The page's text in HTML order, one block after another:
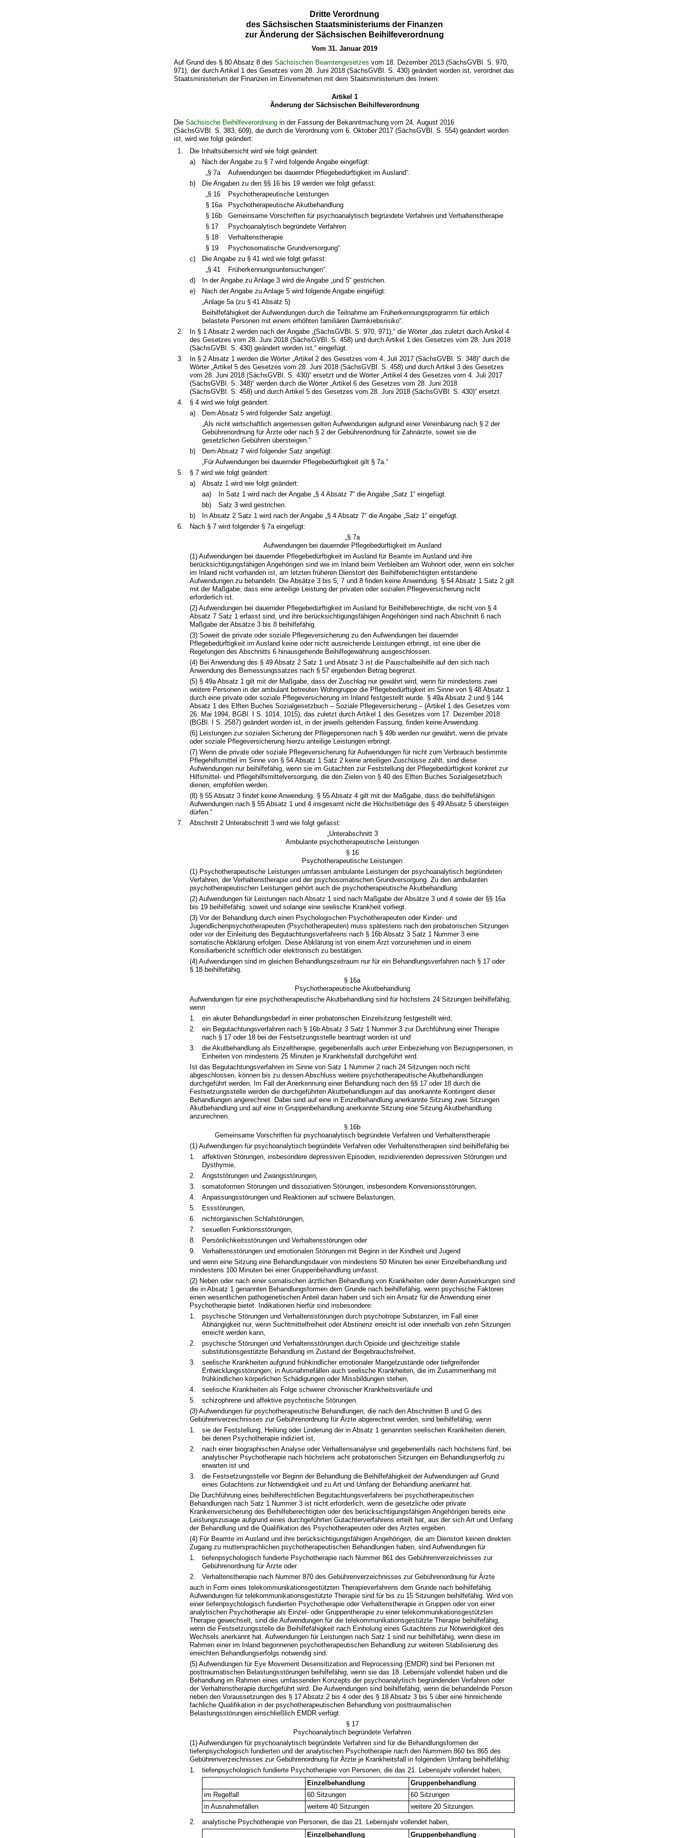
Dritte Verordnung
des Sächsischen Staatsministeriums der Finanzen
zur Änderung der Sächsischen Beihilfeverordnung
Vom 31. Januar 2019
Auf Grund des § 80 Absatz 8 desSächsischen Beamtengesetzes vom 18. Dezember 2013 (SächsGVBl. S. 970,
971), der durch Artikel 1 des Gesetzes vom 28. Juni 2018 (SächsGVBl. S. 430) geändert worden ist, verordnet das
Staatsministerium der Finanzen im Einvernehmen mit dem Staatsministerium des Innern:
Artikel 1
Änderung der Sächsischen Beihilfeverordnung
DieSächsische Beihilfeverordnung in der Fassung der Bekanntmachung vom 24. August 2016
(SächsGVBl. S. 383, 609), die durch die Verordnung vom 6. Oktober 2017 (SächsGVBl. S. 554) geändert worden
ist, wird wie folgt geändert:
1.
Die Inhaltsübersicht wird wie folgt geändert:
a)
Nach der Angabe zu § 7 wird folgende Angabe eingefügt:
„§ 7a
Aufwendungen bei dauernder Pflegebedürftigkeit im Ausland“.
b)
Die Angaben zu den §§ 16 bis 19 werden wie folgt gefasst:
„§ 16
Psychotherapeutische Leistungen
§ 16a
Psychotherapeutische Akutbehandlung
§ 16b
Gemeinsame Vorschriften für psychoanalytisch begründete Verfahren und Verhaltenstherapie
§ 17
Psychoanalytisch begründete Verfahren
§ 18
Verhaltenstherapie
§ 19
Psychosomatische Grundversorgung“.
c)
Die Angabe zu § 41 wird wie folgt gefasst:
„§ 41
Früherkennungsuntersuchungen“.
d)
In der Angabe zu Anlage 3 wird die Angabe „und 5“ gestrichen.
e)
Nach der Angabe zu Anlage 5 wird folgende Angabe eingefügt:
„Anlage 5a (zu § 41 Absatz 5)
Beihilfefähigkeit der Aufwendungen durch die Teilnahme am Früherkennungsprogramm für erblich
belastete Personen mit einem erhöhten familiären Darmkrebsrisiko“.
2.
In § 1 Absatz 2 werden nach der Angabe „(SächsGVBl. S. 970, 971),“ die Wörter „das zuletzt durch Artikel 4
des Gesetzes vom 28. Juni 2018 (SächsGVBl. S. 458) und durch Artikel 1 des Gesetzes vom 28. Juni 2018
(SächsGVBl. S. 430) geändert worden ist,“ eingefügt.
3.
In § 2 Absatz 1 werden die Wörter „Artikel 2 des Gesetzes vom 4. Juli 2017 (SächsGVBl. S. 348)“ durch die
Wörter „Artikel 5 des Gesetzes vom 28. Juni 2018 (SächsGVBl. S. 458) und durch Artikel 3 des Gesetzes
vom 28. Juni 2018 (SächsGVBl. S. 430)“ ersetzt und die Wörter „Artikel 4 des Gesetzes vom 4. Juli 2017
(SächsGVBl. S. 348)“ werden durch die Wörter „Artikel 6 des Gesetzes vom 28. Juni 2018
(SächsGVBl. S. 458) und durch Artikel 5 des Gesetzes vom 28. Juni 2018 (SächsGVBl. S. 430)“ ersetzt.
4.
§ 4 wird wie folgt geändert:
a)
Dem Absatz 5 wird folgender Satz angefügt:
„Als nicht wirtschaftlich angemessen gelten Aufwendungen aufgrund einer Vereinbarung nach § 2 der
Gebührenordnung für Ärzte oder nach § 2 der Gebührenordnung für Zahnärzte, soweit sie die
gesetzlichen Gebühren übersteigen.“
b)
Dem Absatz 7 wird folgender Satz angefügt:
„Für Aufwendungen bei dauernder Pflegebedürftigkeit gilt § 7a.“
5.
§ 7 wird wie folgt geändert:
a)
Absatz 1 wird wie folgt geändert:
aa)
In Satz 1 wird nach der Angabe „§ 4 Absatz 7“ die Angabe „Satz 1“ eingefügt.
bb)
Satz 3 wird gestrichen.
b)
In Absatz 2 Satz 1 wird nach der Angabe „§ 4 Absatz 7“ die Angabe „Satz 1“ eingefügt.
6.
Nach § 7 wird folgender § 7a eingefügt:
„§ 7a
Aufwendungen bei dauernder Pflegebedürftigkeit im Ausland
(1) Aufwendungen bei dauernder Pflegebedürftigkeit im Ausland für Beamte im Ausland und ihre
berücksichtigungsfähigen Angehörigen sind wie im Inland beim Verbleiben am Wohnort oder, wenn ein solcher
im Inland nicht vorhanden ist, am letzten früheren Dienstort des Beihilfeberechtigten entstandene
Aufwendungen zu behandeln. Die Absätze 3 bis 5, 7 und 8 finden keine Anwendung. § 54 Absatz 1 Satz 2 gilt
mit der Maßgabe, dass eine anteilige Leistung der privaten oder sozialen Pflegeversicherung nicht
erforderlich ist.
(2) Aufwendungen bei dauernder Pflegebedürftigkeit im Ausland für Beihilfeberechtigte, die nicht von § 4
Absatz 7 Satz 1 erfasst sind, und ihre berücksichtigungsfähigen Angehörigen sind nach Abschnitt 6 nach
Maßgabe der Absätze 3 bis 8 beihilfefähig.
(3) Soweit die private oder soziale Pflegeversicherung zu den Aufwendungen bei dauernder
Pflegebedürftigkeit im Ausland keine oder nicht ausreichende Leistungen erbringt, ist eine über die
Regelungen des Abschnitts 6 hinausgehende Beihilfegewährung ausgeschlossen.
(4) Bei Anwendung des § 49 Absatz 2 Satz 1 und Absatz 3 ist die Pauschalbeihilfe auf den sich nach
Anwendung des Bemessungssatzes nach § 57 ergebenden Betrag begrenzt.
(5) § 49a Absatz 1 gilt mit der Maßgabe, dass der Zuschlag nur gewährt wird, wenn für mindestens zwei
weitere Personen in der ambulant betreuten Wohngruppe die Pflegebedürftigkeit im Sinne von § 48 Absatz 1
durch eine private oder soziale Pflegeversicherung im Inland festgestellt wurde. § 49a Absatz 2 und § 144
Absatz 1 des Elften Buches Sozialgesetzbuch – Soziale Pflegeversicherung – (Artikel 1 des Gesetzes vom
26. Mai 1994, BGBl. I S. 1014, 1015), das zuletzt durch Artikel 1 des Gesetzes vom 17. Dezember 2018
(BGBl. I S. 2587) geändert worden ist, in der jeweils geltenden Fassung, finden keine Anwendung.
(6) Leistungen zur sozialen Sicherung der Pflegepersonen nach § 49b werden nur gewährt, wenn die private
oder soziale Pflegeversicherung hierzu anteilige Leistungen erbringt.
(7) Wenn die private oder soziale Pflegeversicherung für Aufwendungen für nicht zum Verbrauch bestimmte
Pflegehilfsmittel im Sinne von § 54 Absatz 1 Satz 2 keine anteiligen Zuschüsse zahlt, sind diese
Aufwendungen nur beihilfefähig, wenn sie im Gutachten zur Feststellung der Pflegebedürftigkeit konkret zur
Hilfsmittel- und Pflegehilfsmittelversorgung, die den Zielen von § 40 des Elften Buches Sozialgesetzbuch
dienen, empfohlen werden.
(8) § 55 Absatz 3 findet keine Anwendung. § 55 Absatz 4 gilt mit der Maßgabe, dass die beihilfefähigen
Aufwendungen nach § 55 Absatz 1 und 4 insgesamt nicht die Höchstbeträge des § 49 Absatz 5 übersteigen
dürfen.“
7.
Abschnitt 2 Unterabschnitt 3 wird wie folgt gefasst:
„Unterabschnitt 3
Ambulante psychotherapeutische Leistungen
§ 16
Psychotherapeutische Leistungen
(1) Psychotherapeutische Leistungen umfassen ambulante Leistungen der psychoanalytisch begründeten
Verfahren, der Verhaltenstherapie und der psychosomatischen Grundversorgung. Zu den ambulanten
psychotherapeutischen Leistungen gehört auch die psychotherapeutische Akutbehandlung.
(2) Aufwendungen für Leistungen nach Absatz 1 sind nach Maßgabe der Absätze 3 und 4 sowie der §§ 16a
bis 19 beihilfefähig, soweit und solange eine seelische Krankheit vorliegt.
(3) Vor der Behandlung durch einen Psychologischen Psychotherapeuten oder Kinder- und
Jugendlichenpsychotherapeuten (Psychotherapeuten) muss spätestens nach den probatorischen Sitzungen
oder vor der Einleitung des Begutachtungsverfahrens nach § 16b Absatz 3 Satz 1 Nummer 3 eine
somatische Abklärung erfolgen. Diese Abklärung ist von einem Arzt vorzunehmen und in einem
Konsiliarbericht schriftlich oder elektronisch zu bestätigen.
(4) Aufwendungen sind im gleichen Behandlungszeitraum nur für ein Behandlungsverfahren nach § 17 oder
§ 18 beihilfefähig.
§ 16a
Psychotherapeutische Akutbehandlung
Aufwendungen für eine psychotherapeutische Akutbehandlung sind für höchstens 24 Sitzungen beihilfefähig,
wenn
1.
ein akuter Behandlungsbedarf in einer probatorischen Einzelsitzung festgestellt wird,
2.
ein Begutachtungsverfahren nach § 16b Absatz 3 Satz 1 Nummer 3 zur Durchführung einer Therapie
nach § 17 oder 18 bei der Festsetzungsstelle beantragt worden ist und
3.
die Akutbehandlung als Einzeltherapie, gegebenenfalls auch unter Einbeziehung von Bezugspersonen, in
Einheiten von mindestens 25 Minuten je Krankheitsfall durchgeführt wird.
Ist das Begutachtungsverfahren im Sinne von Satz 1 Nummer 2 nach 24 Sitzungen noch nicht
abgeschlossen, können bis zu dessen Abschluss weitere psychotherapeutische Akutbehandlungen
durchgeführt werden. Im Fall der Anerkennung einer Behandlung nach den §§ 17 oder 18 durch die
Festsetzungsstelle werden die durchgeführten Akutbehandlungen auf das anerkannte Kontingent dieser
Behandlungen angerechnet. Dabei sind auf eine in Einzelbehandlung anerkannte Sitzung zwei Sitzungen
Akutbehandlung und auf eine in Gruppenbehandlung anerkannte Sitzung eine Sitzung Akutbehandlung
anzurechnen.
§ 16b
Gemeinsame Vorschriften für psychoanalytisch begründete Verfahren und Verhaltenstherapie
(1) Aufwendungen für psychoanalytisch begründete Verfahren oder Verhaltenstherapien sind beihilfefähig bei
1.
affektiven Störungen, insbesondere depressiven Episoden, rezidivierenden depressiven Störungen und
Dysthymie,
2.
Angststörungen und Zwangsstörungen,
3.
somatoformen Störungen und dissoziativen Störungen, insbesondere Konversionsstörungen,
4.
Anpassungsstörungen und Reaktionen auf schwere Belastungen,
5.
Essstörungen,
6.
nichtorganischen Schlafstörungen,
7.
sexuellen Funktionsstörungen,
8.
Persönlichkeitsstörungen und Verhaltensstörungen oder
9.
Verhaltensstörungen und emotionalen Störungen mit Beginn in der Kindheit und Jugend
und wenn eine Sitzung eine Behandlungsdauer von mindestens 50 Minuten bei einer Einzelbehandlung und
mindestens 100 Minuten bei einer Gruppenbehandlung umfasst.
(2) Neben oder nach einer somatischen ärztlichen Behandlung von Krankheiten oder deren Auswirkungen sind
die in Absatz 1 genannten Behandlungsformen dem Grunde nach beihilfefähig, wenn psychische Faktoren
einen wesentlichen pathogenetischen Anteil daran haben und sich ein Ansatz für die Anwendung einer
Psychotherapie bietet. Indikationen hierfür sind insbesondere:
1.
psychische Störungen und Verhaltensstörungen durch psychotrope Substanzen, im Fall einer
Abhängigkeit nur, wenn Suchtmittelfreiheit oder Abstinenz erreicht ist oder innerhalb von zehn Sitzungen
erreicht werden kann,
2.
psychische Störungen und Verhaltensstörungen durch Opioide und gleichzeitige stabile
substitutionsgestützte Behandlung im Zustand der Beigebrauchsfreiheit,
3.
seelische Krankheiten aufgrund frühkindlicher emotionaler Mangelzustände oder tiefgreifender
Entwicklungsstörungen; in Ausnahmefällen auch seelische Krankheiten, die im Zusammenhang mit
frühkindlichen körperlichen Schädigungen oder Missbildungen stehen,
4.
seelische Krankheiten als Folge schwerer chronischer Krankheitsverläufe und
5.
schizophrene und affektive psychotische Störungen.
(3) Aufwendungen für psychotherapeutische Behandlungen, die nach den Abschnitten B und G des
Gebührenverzeichnisses zur Gebührenordnung für Ärzte abgerechnet werden, sind beihilfefähig, wenn
1.
sie der Feststellung, Heilung oder Linderung der in Absatz 1 genannten seelischen Krankheiten dienen,
bei denen Psychotherapie indiziert ist,
2.
nach einer biographischen Analyse oder Verhaltensanalyse und gegebenenfalls nach höchstens fünf, bei
analytischer Psychotherapie nach höchstens acht probatorischen Sitzungen ein Behandlungserfolg zu
erwarten ist und
3.
die Festsetzungsstelle vor Beginn der Behandlung die Beihilfefähigkeit der Aufwendungen auf Grund
eines Gutachtens zur Notwendigkeit und zu Art und Umfang der Behandlung anerkannt hat.
Die Durchführung eines beihilferechtlichen Begutachtungsverfahrens bei psychotherapeutischen
Behandlungen nach Satz 1 Nummer 3 ist nicht erforderlich, wenn die gesetzliche oder private
Krankenversicherung des Beihilfeberechtigten oder des berücksichtigungsfähigen Angehörigen bereits eine
Leistungszusage aufgrund eines durchgeführten Gutachterverfahrens erteilt hat, aus der sich Art und Umfang
der Behandlung und die Qualifikation des Psychotherapeuten oder des Arztes ergeben.
(4) Für Beamte im Ausland und ihre berücksichtigungsfähigen Angehörigen, die am Dienstort keinen direkten
Zugang zu muttersprachlichen psychotherapeutischen Behandlungen haben, sind Aufwendungen für
1.
tiefenpsychologisch fundierte Psychotherapie nach Nummer 861 des Gebührenverzeichnisses zur
Gebührenordnung für Ärzte oder
2.
Verhaltenstherapie nach Nummer 870 des Gebührenverzeichnisses zur Gebührenordnung für Ärzte
auch in Form eines telekommunikationsgestützten Therapieverfahrens dem Grunde nach beihilfefähig.
Aufwendungen für telekommunikationsgestützte Therapie sind für bis zu 15 Sitzungen beihilfefähig. Wird von
einer tiefenpsychologisch fundierten Psychotherapie oder Verhaltenstherapie in Gruppen oder von einer
analytischen Psychotherapie als Einzel- oder Gruppentherapie zu einer telekommunikationsgestützten
Therapie gewechselt, sind die Aufwendungen für die telekommunikationsgestützte Therapie beihilfefähig,
wenn die Festsetzungsstelle die Beihilfefähigkeit nach Einholung eines Gutachtens zur Notwendigkeit des
Wechsels anerkannt hat. Aufwendungen für Leistungen nach Satz 1 sind nur beihilfefähig, wenn diese im
Rahmen einer im Inland begonnenen psychotherapeutischen Behandlung zur weiteren Stabilisierung des
erreichten Behandlungserfolgs notwendig sind.
(5) Aufwendungen für Eye Movement Desensitization and Reprocessing (EMDR) sind bei Personen mit
posttraumatischen Belastungsstörungen beihilfefähig, wenn sie das 18. Lebensjahr vollendet haben und die
Behandlung im Rahmen eines umfassenden Konzepts der psychoanalytisch begründenden Verfahren oder
der Verhaltenstherapie durchgeführt wird. Die Aufwendungen sind beihilfefähig, wenn die behandelnde Person
neben den Voraussetzungen des § 17 Absatz 2 bis 4 oder des § 18 Absatz 3 bis 5 über eine hinreichende
fachliche Qualifikation in der psychotherapeutischen Behandlung von posttraumatischen
Belastungsstörungen einschließlich EMDR verfügt.
§ 17
Psychoanalytisch begründete Verfahren
(1) Aufwendungen für psychoanalytisch begründete Verfahren sind für die Behandlungsformen der
tiefenpsychologisch fundierten und der analytischen Psychotherapie nach den Nummern 860 bis 865 des
Gebührenverzeichnisses zur Gebührenordnung für Ärzte je Krankheitsfall in folgendem Umfang beihilfefähig:
1.
tiefenpsychologisch fundierte Psychotherapie von Personen, die das 21. Lebensjahr vollendet haben,
Einzelbehandlung
Gruppenbehandlung
im Regelfall
60 Sitzungen
60 Sitzungen
in Ausnahmefällen
weitere 40 Sitzungen
weitere 20 Sitzungen.
2.
analytische Psychotherapie von Personen, die das 21. Lebensjahr vollendet haben,
Einzelbehandlung
Gruppenbehandlung